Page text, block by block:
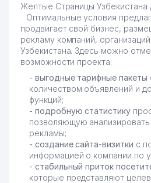
Желтые Страницы Узбекистана
Оптимальные условия
продвигает свой бизнес,
рекламу компаний,
Узбекистана. Здесь можно
возможности проекта:
- выгодные тарифные пакеты
количеством объявлений и
функций;
- подробную статистику
позволяющую анализировать
рекламы;
- создание сайта-визитки с
информацией о компании по
- стабильный приток
которые представляют